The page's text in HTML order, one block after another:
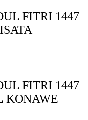
FITRI 1447
FITRI 1447
KONAWE